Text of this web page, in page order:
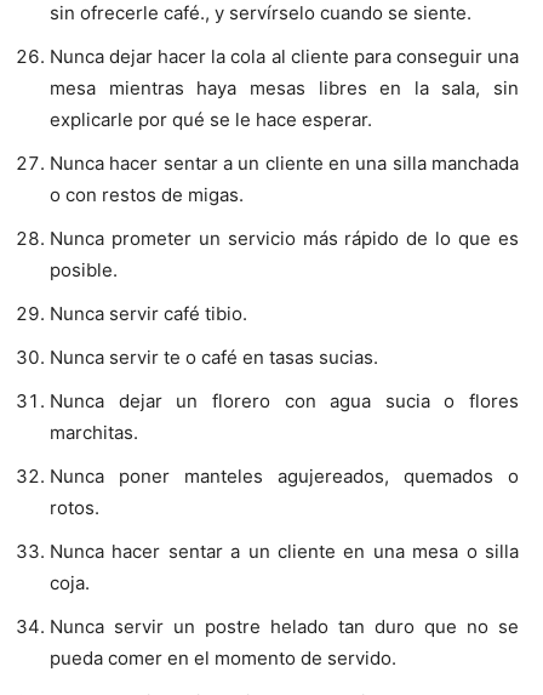
sin ofrecerle café., y servírselo cuando se siente.
Nunca dejar hacer la cola al cliente para conseguir una
mesa mientras haya mesas libres en la sala, sin
explicarle por qué se le hace esperar.
Nunca hacer sentar a un cliente en una silla manchada
o con restos de migas.
Nunca prometer un servicio más rápido de lo que es
posible.
Nunca servir café tibio.
Nunca servir te o café en tasas sucias.
Nunca dejar un florero con agua sucia o flores
marchitas.
Nunca poner manteles agujereados, quemados o
rotos.
Nunca hacer sentar a un cliente en una mesa o silla
coja.
Nunca servir un postre helado tan duro que no se
pueda comer en el momento de servido.